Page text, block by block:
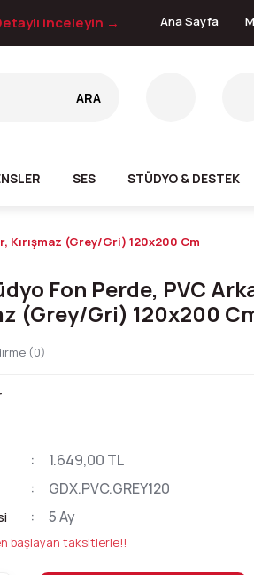
inceleyin → Ana Sayfa
ARA
SES STÜDYO & DESTEK
Kırışmaz (Grey/Gri) 120x200 Cm
Fon Perde, PVC
(Grey/Gri) 120x200
(0)
1.649,00 TL
GDX.PVC.GREY120
5 Ay
başlayan taksitlerle!!